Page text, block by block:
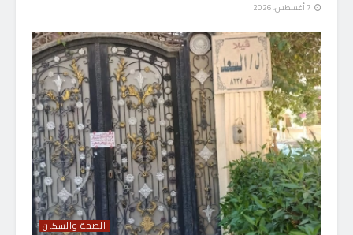
الصحة والسكان